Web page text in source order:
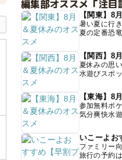
編集部オススメ「注目
【関東】8
暑い夏に行
夏の定番恐
【関西】8
夏休みの思
水遊びスポ
【東海】8
参加無料ポ
気分爽快水
いこーよお
ファミリー
旅行の予約